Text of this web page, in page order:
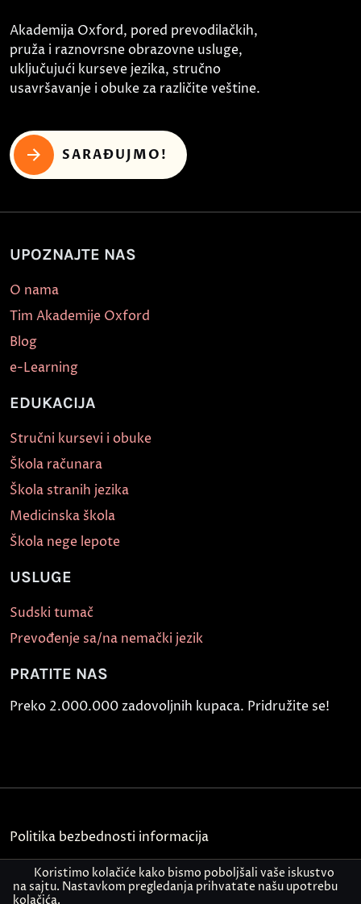
Akademija Oxford, pored prevodilačkih,
pruža i raznovrsne obrazovne usluge,
uključujući kurseve jezika, stručno
usavršavanje i obuke za različite veštine.
SARAĐUJMO!
UPOZNAJTE NAS
O nama
Tim Akademije Oxford
Blog
e-Learning
EDUKACIJA
Stručni kursevi i obuke
Škola računara
Škola stranih jezika
Medicinska škola
Škola nege lepote
USLUGE
Sudski tumač
Prevođenje sa/na nemački jezik
PRATITE NAS
Preko 2.000.000 zadovoljnih kupaca. Pridružite se!
Politika bezbednosti informacija
Kontakt
Koristimo kolačiće kako bismo poboljšali vaše iskustvo
na sajtu. Nastavkom pregledanja prihvatate našu upotrebu
kolačića.